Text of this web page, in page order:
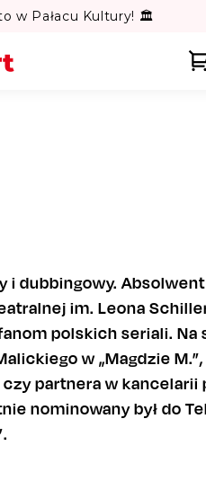
w Pałacu Kultury! 🏛️
i dubbingowy.
im. Leona
polskich seriali. Na
w „Magdzie
czy partnera w
nominowany był do